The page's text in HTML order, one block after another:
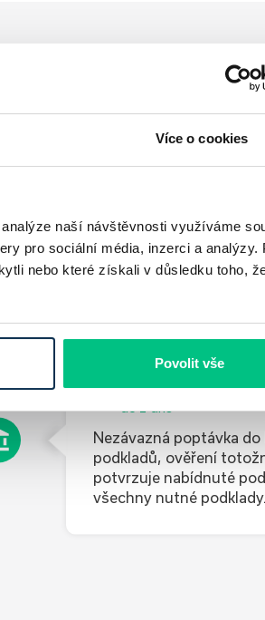
Více o cookies
naší návštěvnosti využíváme
pro sociální média, inzerci a analýzy.
nebo které získali v důsledku toho,
Povolit vše
2Záměr
do 1 dne
Nezávazná poptávka
podkladů, ověření
potvrzuje nabídnuté
všechny nutné podklady.